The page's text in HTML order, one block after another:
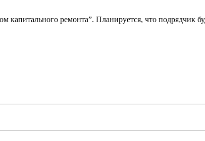
ремонта”. Планируется, что подрядчик